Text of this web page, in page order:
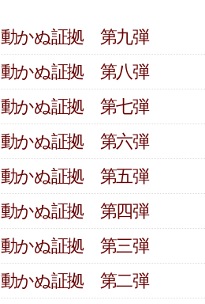
動かぬ証拠 第九弾
動かぬ証拠 第八弾
動かぬ証拠 第七弾
動かぬ証拠 第六弾
動かぬ証拠 第五弾
動かぬ証拠 第四弾
動かぬ証拠 第三弾
動かぬ証拠 第二弾